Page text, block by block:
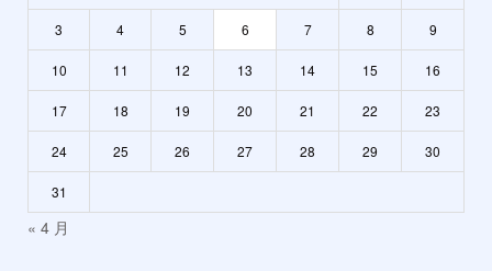
3 4 5 6 7 8 9
10 11 12 13 14 15 16
17 18 19 20 21 22 23
24 25 26 27 28 29 30
31
« 4 月